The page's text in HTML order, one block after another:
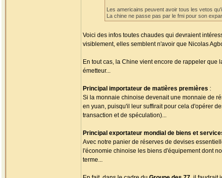
Les americains peuvent avoir tous les vetos
La chine ne passe pas par le fmi pour son
Voici des infos toutes chaudes qui devraient
visiblement, elles semblent n'avoir que Nicolas
En tout cas, la Chine vient encore de rappeler
émetteur...
Principal importateur de matières premières :
Si la monnaie chinoise devenait une monnaie de
en yuan, puisqu'il leur suffirait pour cela d'opérer
transaction et de spéculation)...
Principal exportateur mondial de biens et
Avec notre panier de réserves de devises
l'économie chinoise les biens d'équipement dont
terme...